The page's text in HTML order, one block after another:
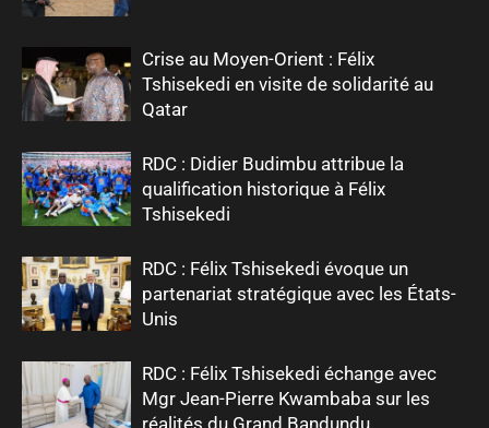
Crise au Moyen-Orient : Félix
Tshisekedi en visite de solidarité au
Qatar
RDC : Didier Budimbu attribue la
qualification historique à Félix
Tshisekedi
RDC : Félix Tshisekedi évoque un
partenariat stratégique avec les États-
Unis
RDC : Félix Tshisekedi échange avec
Mgr Jean-Pierre Kwambaba sur les
réalités du Grand Bandundu